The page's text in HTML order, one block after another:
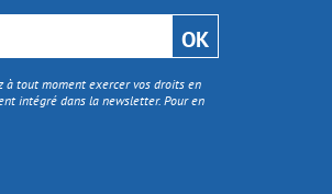
à tout moment exercer vos droits en
intégré dans la newsletter. Pour en